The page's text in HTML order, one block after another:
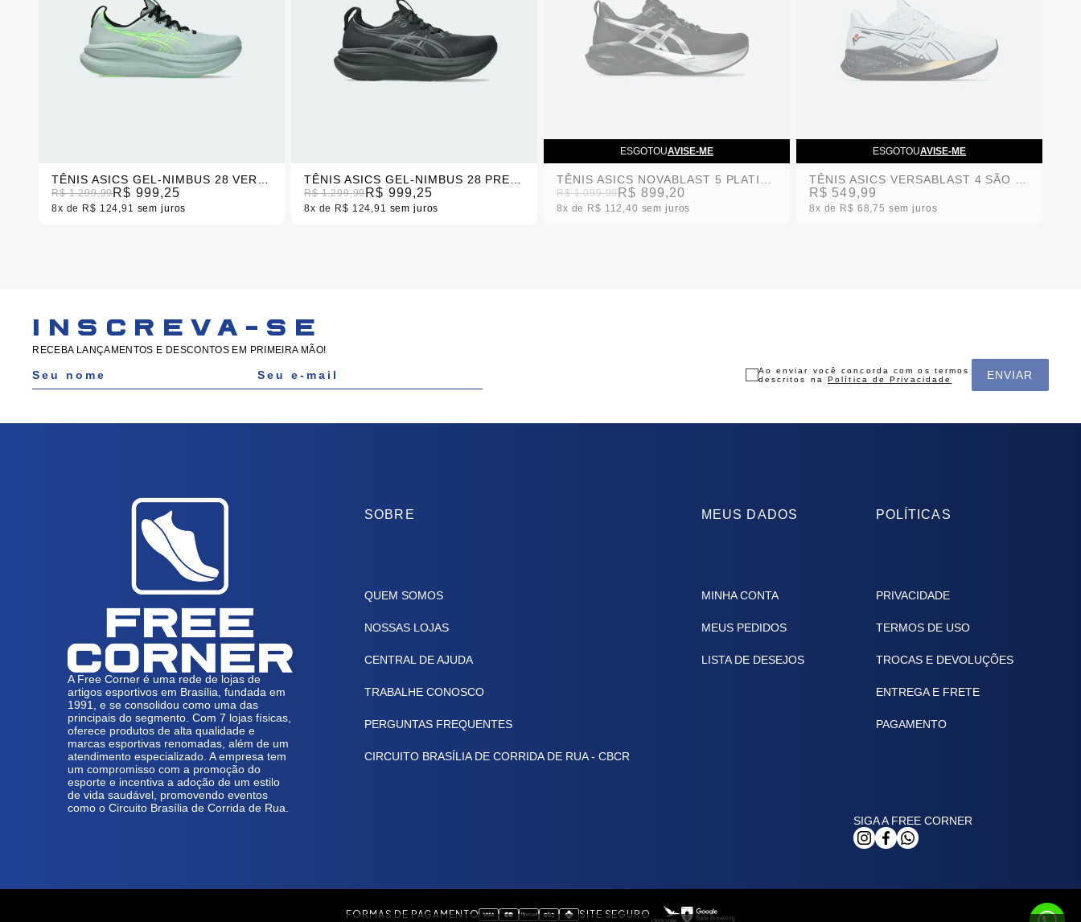
R$ 1.299,99R$ 999,25
8x R$ 124,91 sem juros
R$ 1.299,99R$ 999,25
8x R$ 124,91 sem juros
ESGOTOUAVISE-ME
R$ 1.099,99 R$ 899,20
8x R$ 112,40 sem juros
ESGOTOUAVISE-ME
R$ 549,99
8x R$ 68,75 sem juros
INSCREVA-SE
RECEBA LANÇAMENTOS E DESCONTOS EM PRIMEIRA MÃO!
ENVIAR
Ao enviar você concorda com os termos
descritos na Política de Privacidade
A Free Corner é uma rede de lojas de
artigos esportivos em Brasília, fundada em
1991, e se consolidou como uma das
principais do segmento. Com 7 lojas físicas,
oferece produtos de alta qualidade e
marcas esportivas renomadas, além de um
atendimento especializado. A empresa tem
um compromisso com a promoção do
esporte e incentiva a adoção de um estilo
de vida saudável, promovendo eventos
como o Circuito Brasília de Corrida de Rua.
SOBRE
QUEM SOMOS
NOSSAS LOJAS
CENTRAL DE AJUDA
TRABALHE CONOSCO
PERGUNTAS FREQUENTES
CIRCUITO BRASÍLIA DE CORRIDA DE RUA - CBCR
MEUS DADOS
MINHA CONTA
MEUS PEDIDOS
LISTA DE DESEJOS
POLÍTICAS
PRIVACIDADE
TERMOS DE USO
TROCAS E DEVOLUÇÕES
ENTREGA E FRETE
PAGAMENTO
SIGA A FREE CORNER
FORMAS DE PAGAMENTO SITE SEGURO